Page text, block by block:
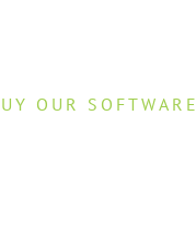
OUR SOFTWARE